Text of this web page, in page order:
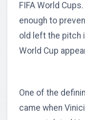
FIFA World
enough to
old left the pitch
World Cup
One of the
came when